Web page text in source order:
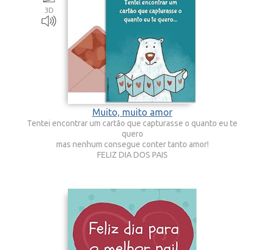
Muito, muito amor
Tentei encontrar um cartão que capturasse o quanto eu te
quero
mas nenhum consegue conter tanto amor!
FELIZ DIA DOS PAIS
3D